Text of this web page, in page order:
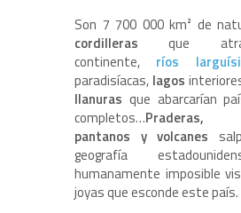
Son 7 700 000 km² de
cordilleras que
continente, ríos
paradisíacas, lagos
llanuras que abarcarían
completos…Praderas,
pantanos y volcanes
geografía
humanamente imposible
joyas que esconde este país.